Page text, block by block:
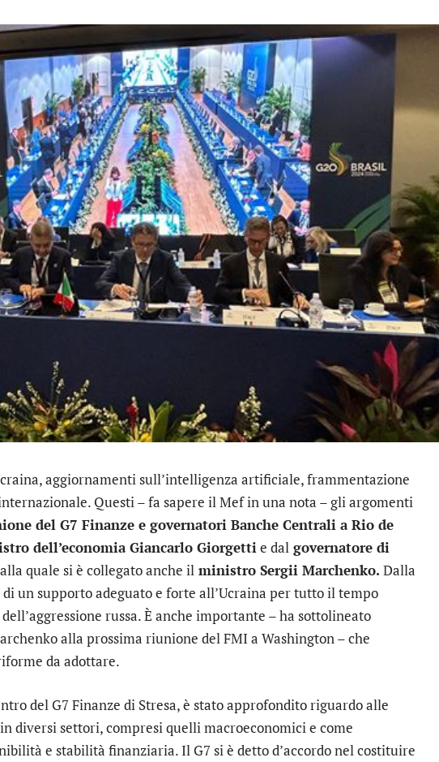
aggiornamenti sull’intelligenza artificiale, frammentazione
Questi – fa sapere il Mef in una nota – gli argomenti
del G7 Finanze e governatori Banche Centrali a Rio de
dell’economia Giancarlo Giorgettie dal governatore di
quale si è collegato anche il ministro Sergii Marchenko. Dalla
un supporto adeguato e forte all’Ucraina per tutto il tempo
russa. È anche importante – ha sottolineato
alla prossima riunione del FMI a Washington – che
da adottare.
del G7 Finanze di Stresa, è stato approfondito riguardo alle
diversi settori, compresi quelli macroeconomici e come
e stabilità finanziaria. Il G7 si è detto d’accordo nel costituire